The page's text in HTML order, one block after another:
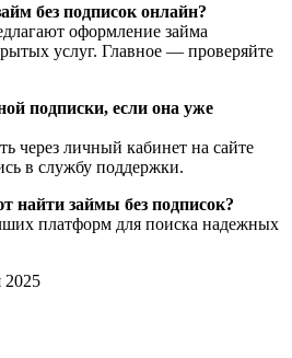
без подписок онлайн?
оформление займа
услуг. Главное — проверяйте
подписки, если она уже
через личный кабинет на сайте
в службу поддержки.
найти займы без подписок?
платформ для поиска надежных
2025